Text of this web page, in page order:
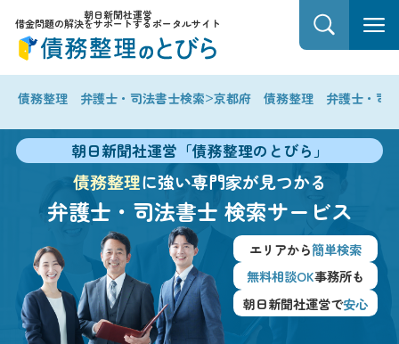
朝日新聞社運営
借金問題の解決をサポートするポータルサイト
債務整理 弁護士・司法書士検索>京都府 債務整理 弁護士・司
朝日新聞社運営「債務整理のとびら」
債務整理に強い専門家が見つかる
弁護士・司法書士 検索サービス
エリアから簡単検索
無料相談OK事務所も
朝日新聞社運営で安心